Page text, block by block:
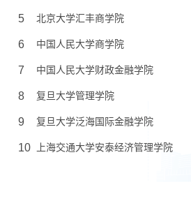
5 北京大学汇丰商学院
6 中国人民大学商学院
7 中国人民大学财政金融学院
8 复旦大学管理学院
9 复旦大学泛海国际金融学院
10 上海交通大学安泰经济管理学院